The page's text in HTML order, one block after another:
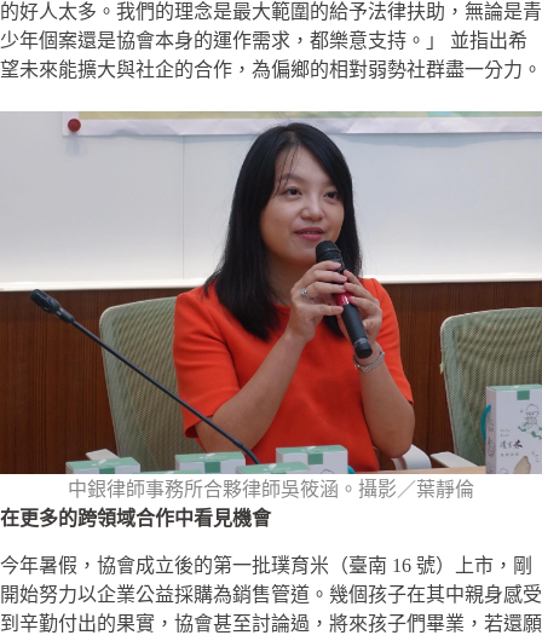
的好人太多。我們的理念是最大範圍的給予法律扶助，無論是青
少年個案還是協會本身的運作需求，都樂意支持。」 並指出希
望未來能擴大與社企的合作，為偏鄉的相對弱勢社群盡一分力。
中銀律師事務所合夥律師吳筱涵。攝影／葉靜倫
在更多的跨領域合作中看見機會
今年暑假，協會成立後的第一批璞育米（臺南 16 號）上市，剛
開始努力以企業公益採購為銷售管道。幾個孩子在其中親身感受
到辛勤付出的果實，協會甚至討論過，將來孩子們畢業，若還願